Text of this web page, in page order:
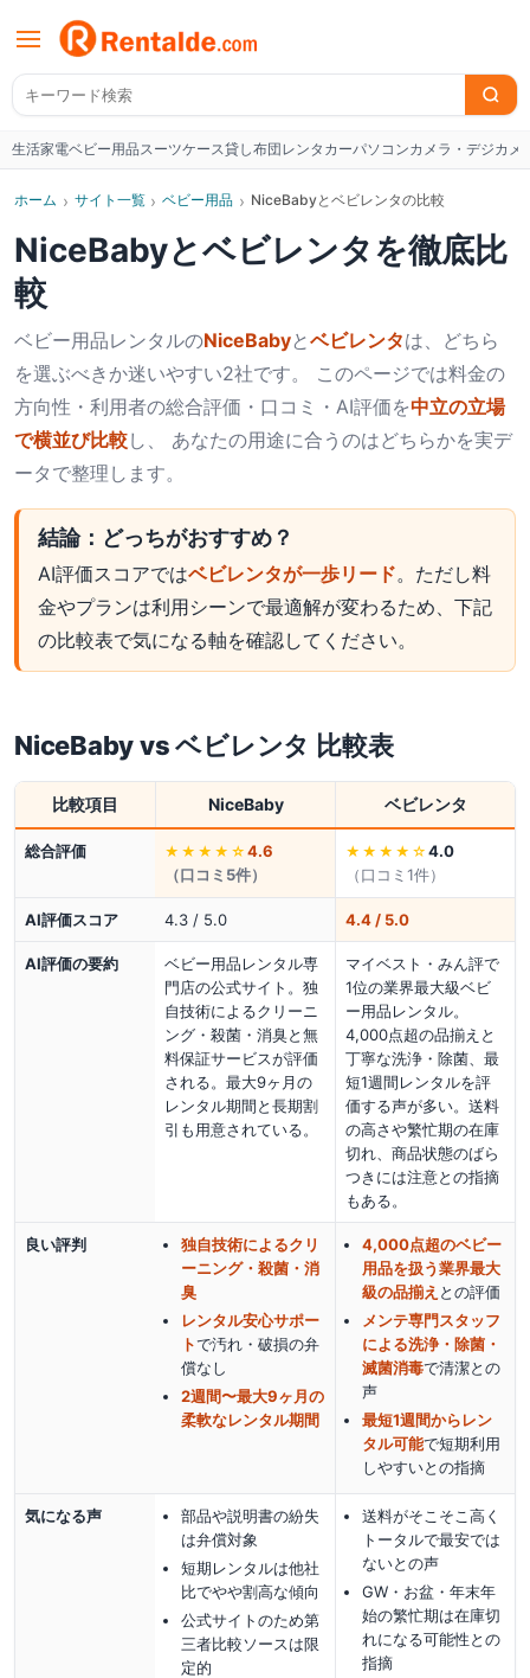
生活家電ベビー用品スーツケース貸し布団レンタカーパソコンカメラ・デジカメ
ホーム › サイト一覧 › ベビー用品 › NiceBabyとベビレンタの比較
NiceBabyとベビレンタを徹底比
較
ベビー用品レンタルのNiceBabyとベビレンタは、どちら
を選ぶべきか迷いやすい2社です。 このページでは料金の
方向性・利用者の総合評価・口コミ・AI評価を中立の立場
で横並び比較し、 あなたの用途に合うのはどちらかを実デ
ータで整理します。
結論：どっちがおすすめ？
AI評価スコアではベビレンタが一歩リード。ただし料
金やプランは利用シーンで最適解が変わるため、下記
の比較表で気になる軸を確認してください。
NiceBabyvsベビレンタ 比較表
比較項目 NiceBaby ベビレンタ
総合評価 ★★★★ ☆ 4.6
（口コミ 5件）
★★★★ ☆ 4.0
（口コミ 1件）
AI評価スコア 4.3 / 5.0 4.4 / 5.0
AI評価の要約
ベビー用品レンタル専
門店の公式サイト。独
自技術によるクリーニ
ング・殺菌・消臭と無
料保証サービスが評価
される。最大9ヶ月の
レンタル期間と長期割
引も用意されている。
マイベスト・みん評で
1位の業界最大級ベビ
ー用品レンタル。
4,000点超の品揃えと
丁寧な洗浄・除菌、最
短1週間レンタルを評
価する声が多い。送料
の高さや繁忙期の在庫
切れ、商品状態のばら
つきには注意との指摘
もある。
良い評判
独自技術によるクリ
ーニング・殺菌・消
臭
レンタル安心サポー
トで汚れ・破損の弁
償なし
2週間〜最大9ヶ月の
柔軟なレンタル期間
4,000点超のベビー
用品を扱う業界最大
級の品揃え との評価
メンテ専門スタッフ
による洗浄・除菌・
滅菌消毒で清潔との
声
最短1週間からレン
タル可能で短期利用
しやすいとの指摘
気になる声
部品や説明書の紛失
は弁償対象
短期レンタルは他社
比でやや割高な傾向
公式サイトのため第
三者比較ソースは限
定的
送料がそこそこ高く
トータルで最安では
ないとの声
GW・お盆・年末年
始の繁忙期は在庫切
れになる可能性との
指摘